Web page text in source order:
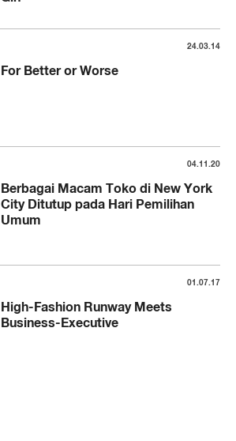
24.03.14
For Better or Worse
04.11.20
Berbagai Macam Toko di New York
City Ditutup pada Hari Pemilihan
Umum
01.07.17
High-Fashion Runway Meets
Business-Executive